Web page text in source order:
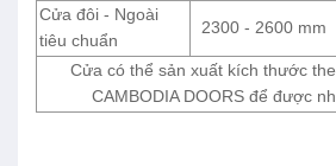
Cửa đôi - Ngoài
tiêu chuẩn
2300 - 2600 mm
Cửa có thể sản xuất kích thước
CAMBODIA DOORS để được